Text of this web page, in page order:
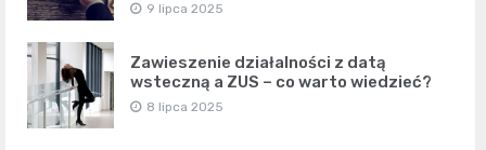
9 lipca 2025
Zawieszenie działalności z datą
wsteczną a ZUS – co warto wiedzieć?
8 lipca 2025